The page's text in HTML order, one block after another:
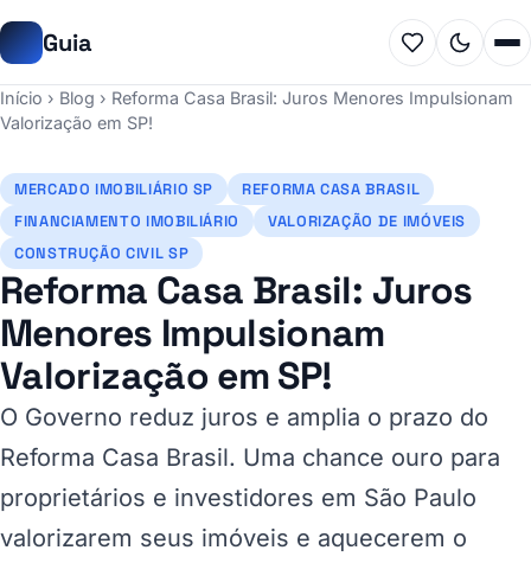
Guia
Início › Blog › Reforma Casa Brasil: Juros Menores Impulsionam
Valorização em SP!
MERCADO IMOBILIÁRIO SP
REFORMA CASA BRASIL
FINANCIAMENTO IMOBILIÁRIO
VALORIZAÇÃO DE IMÓVEIS
CONSTRUÇÃO CIVIL SP
Reforma Casa Brasil: Juros
Menores Impulsionam
Valorização em SP!
O Governo reduz juros e amplia o prazo do
Reforma Casa Brasil. Uma chance ouro para
proprietários e investidores em São Paulo
valorizarem seus imóveis e aquecerem o